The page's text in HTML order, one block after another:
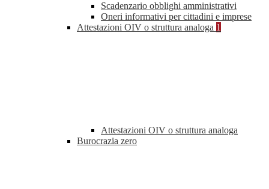
Scadenzario obblighi amministrativi
Oneri informativi per cittadini e imprese
Attestazioni OIV o struttura analoga 1
Attestazioni OIV o struttura analoga
Burocrazia zero